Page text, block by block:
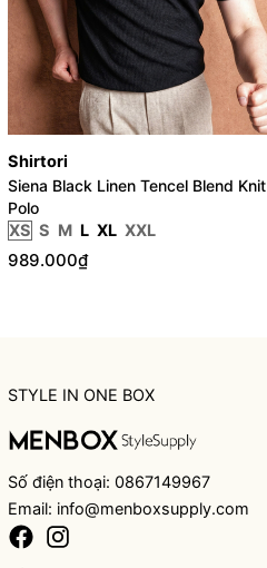
Shirtori
Siena Black Linen Tencel Blend Knit
Polo
XS S M L XL XXL
989.000₫
STYLE IN ONE BOX
Số điện thoại: 0867149967
Email: info@menboxsupply.com